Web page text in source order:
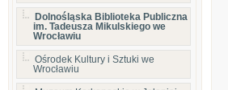
Dolnośląska Biblioteka Publiczna
im. Tadeusza Mikulskiego we
Wrocławiu
Ośrodek Kultury i Sztuki we
Wrocławiu